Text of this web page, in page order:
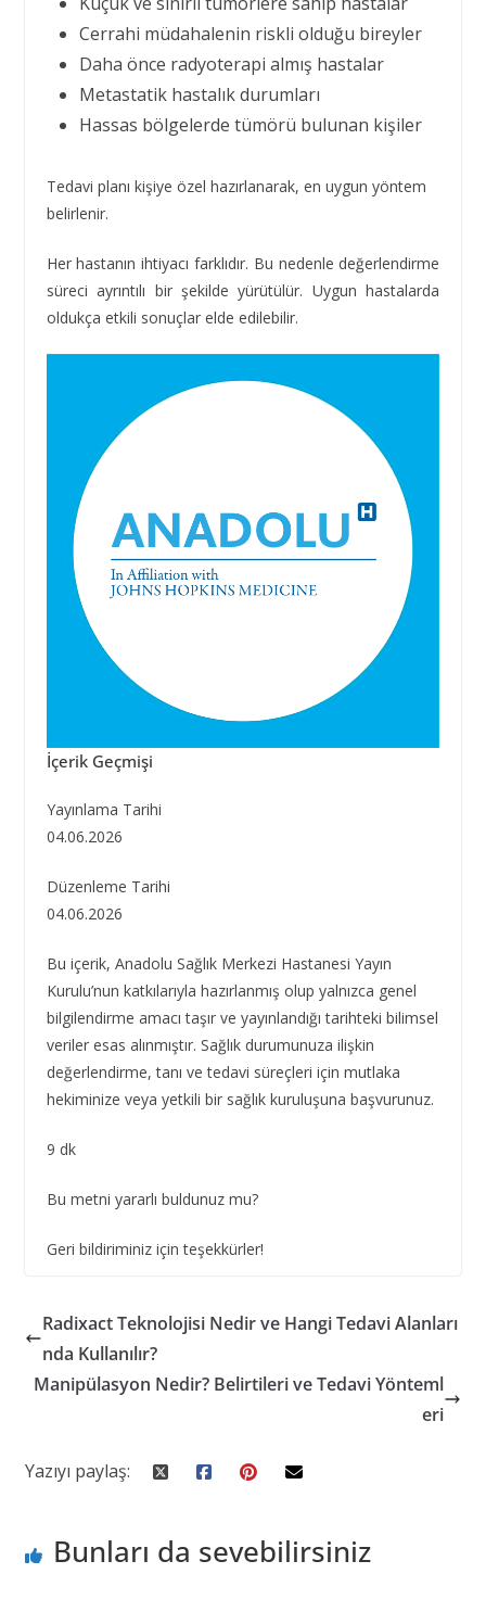
Cerrahi müdahalenin riskli olduğu bireyler
Daha önce radyoterapi almış hastalar
Metastatik hastalık durumları
Hassas bölgelerde tümörü bulunan kişiler
Tedavi planı kişiye özel hazırlanarak, en uygun yöntem
belirlenir.
Her hastanın ihtiyacı farklıdır. Bu nedenle değerlendirme
süreci ayrıntılı bir şekilde yürütülür. Uygun hastalarda
oldukça etkili sonuçlar elde edilebilir.
İçerik Geçmişi
Yayınlama Tarihi
04.06.2026
Düzenleme Tarihi
04.06.2026
Bu içerik, Anadolu Sağlık Merkezi Hastanesi Yayın
Kurulu’nun katkılarıyla hazırlanmış olup yalnızca genel
bilgilendirme amacı taşır ve yayınlandığı tarihteki bilimsel
veriler esas alınmıştır. Sağlık durumunuza ilişkin
değerlendirme, tanı ve tedavi süreçleri için mutlaka
hekiminize veya yetkili bir sağlık kuruluşuna başvurunuz.
9 dk
Bu metni yararlı buldunuz mu?
Geri bildiriminiz için teşekkürler!
Radixact Teknolojisi Nedir ve Hangi Tedavi Alanları
nda Kullanılır?
Manipülasyon Nedir? Belirtileri ve Tedavi Yönteml
eri
Yazıyı paylaş:
Bunları da sevebilirsiniz